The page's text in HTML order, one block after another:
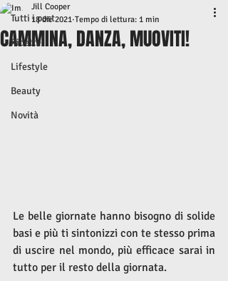
Tutti i post
Ricette
Lifestyle
Beauty
Novità
CAMMINA, DANZA, MUOVITI!
Jill Cooper
18 dic 2021 Tempo di lettura: 1 min
Le belle giornate hanno bisogno di solide
basi e più ti sintonizzi con te stesso prima
di uscire nel mondo, più efficace sarai in
tutto per il resto della giornata.